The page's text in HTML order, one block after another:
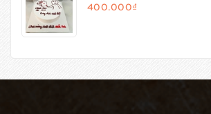
400.000₫